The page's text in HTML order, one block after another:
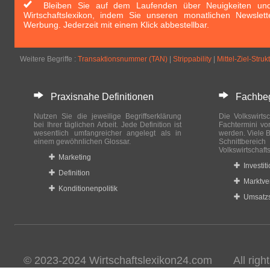
Bleiben Sie auf dem Laufenden über Neuigkeiten
Wirtschaftslexikon, indem Sie unseren monatlichen
Werbung. Jederzeit mit einem Klick abbestellbar.
Weitere Begriffe : Transaktionsnummer (TAN) Strippability Mittel-Ziel-
Praxisnahe Definitionen
Nutzen Sie die jeweilige Begriffserklärung
bei Ihrer täglichen Arbeit. Jede Definition ist
wesentlich umfangreicher angelegt als in
einem gewöhnlichen Glossar.
Marketing
Definition
Konditionenpolitik
Die
Fachtermini
werden. Viele
© 2023-2024 Wirtschaftslexikon24.com All